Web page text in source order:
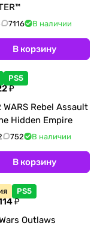
7116 В наличии
В корзину
PS5
₽
WARS Rebel Assault
Hidden Empire
752 В наличии
В корзину
PS5
₽
Outlaws